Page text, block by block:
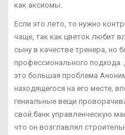
как аксиомы.
Если это лето, то нужно
чаще, так как цветок любит
сыну в качестве тренера, но
профессионального
это большая проблема
находящегося на его месте,
гениальные вещи
свой банк управленческую
что он возглавлял